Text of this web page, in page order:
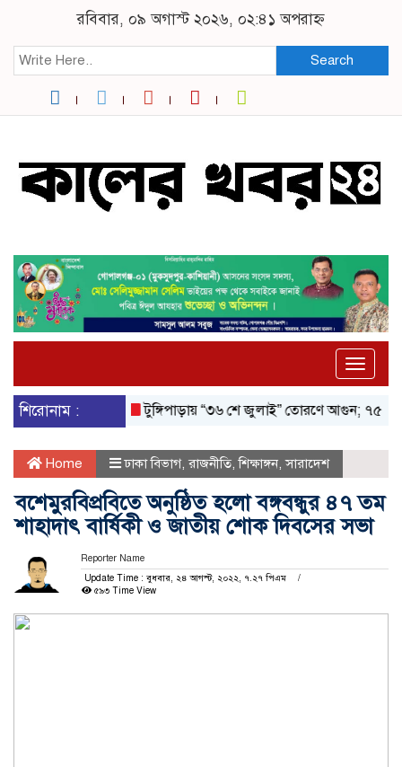
রবিবার, ০৯ অগাস্ট ২০২৬, ০২:৪১ অপরাহ্ন
Search
Toggle
শিরোনাম :
টুঙ্গিপাড়ায় “৩৬ শে জুলাই” তোরণে আগুন; ৭৫ জনকে
Home ঢাকা বিভাগ, রাজনীতি,শিক্ষাঙ্গন,সারাদেশ
বশেমুরবিপ্রবিতে অনুষ্ঠিত হলো বঙ্গবন্ধুর ৪৭ তম
শাহাদাৎ বার্ষিকী ও জাতীয় শোক দিবসের সভা
Reporter Name
Update Time : বুধবার, ২৪ আগস্ট, ২০২২, ৭.২৭ পিএম
৫৯৩ Time View